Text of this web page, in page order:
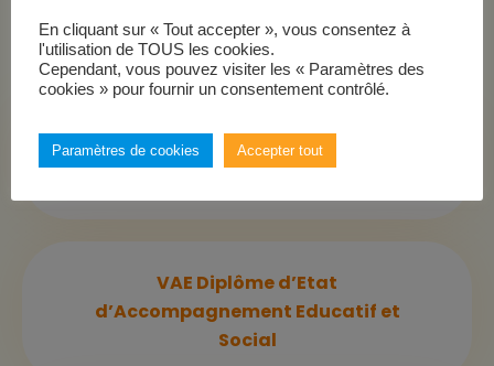
Formations associées
VAE Diplôme de préparateur en
VAE Diplôme d’Etat
d’Accompagnement Educatif et
Social
En cliquant sur « Tout accepter », vous consentez à
l'utilisation de TOUS les cookies.
Cependant, vous pouvez visiter les « Paramètres des
cookies » pour fournir un consentement contrôlé.
Paramètres de cookies Accepter tout